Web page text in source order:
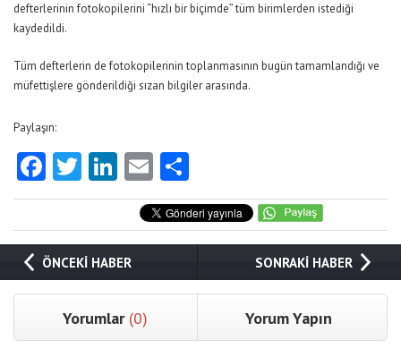
defterlerinin fotokopilerini “hızlı bir biçimde” tüm birimlerden istediği
kaydedildi.
Tüm defterlerin de fotokopilerinin toplanmasının bugün tamamlandığı ve
müfettişlere gönderildiği sızan bilgiler arasında.
Paylaşın:
Facebook
Twitter
LinkedIn
Email
ÖNCEKİ HABER SONRAKİ HABER
Yorumlar (0) Yorum Yapın